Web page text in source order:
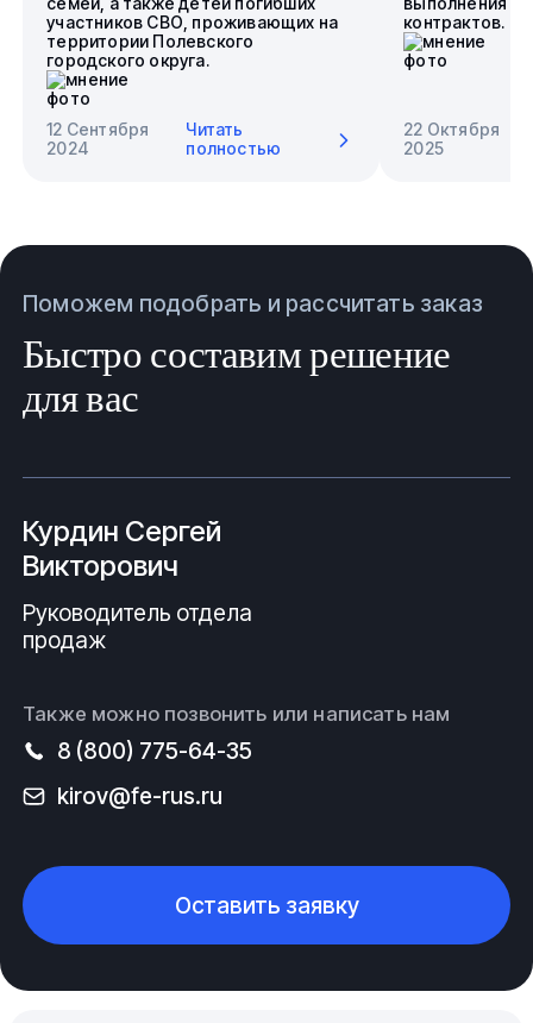
участников СВО, проживающих на
территории Полевского
городского округа.
12 Сентября
2024
Читать
полностью
контрактов.
22 Октября
2025
Поможем подобрать и рассчитать заказ
Быстро составим решение
для вас
Курдин Сергей
Викторович
Руководитель отдела
продаж
Также можно позвонить или написать нам
8 (800) 775-64-35
kirov@fe-rus.ru
Оставить заявку